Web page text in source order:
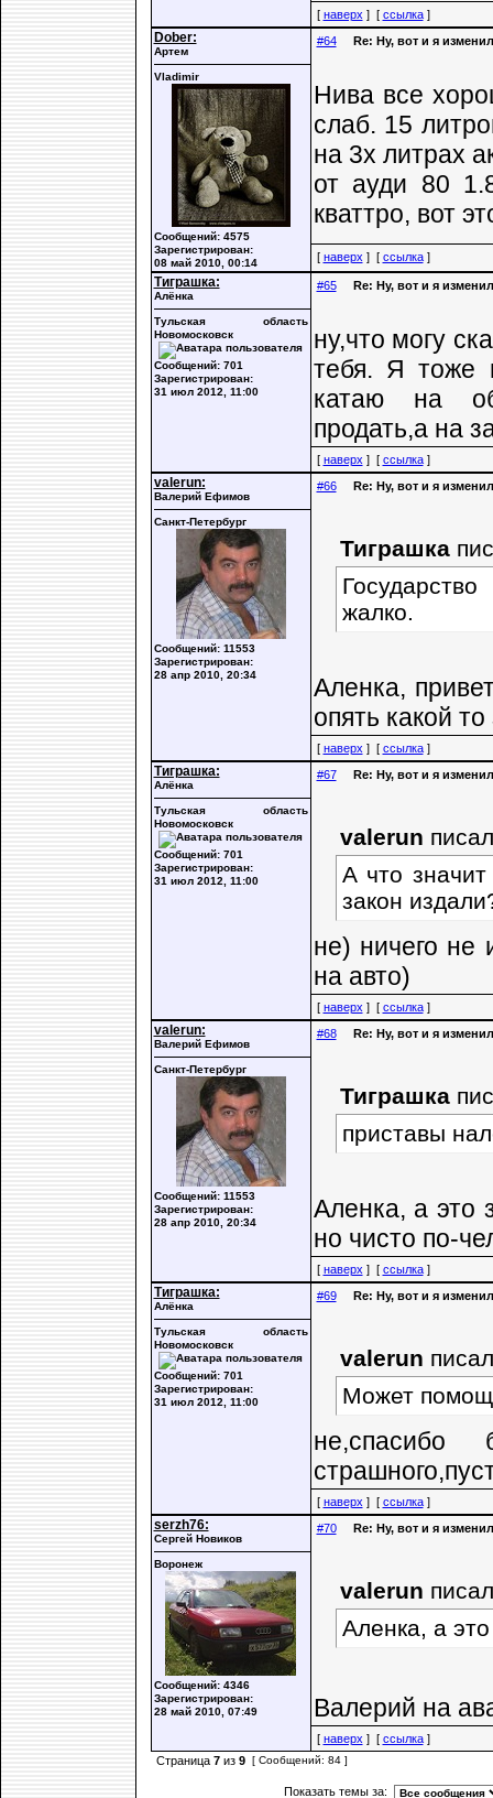
[ наверх ] [ ссылка]
Dober:
Артем
Vladimir
Сообщений: 4575
Зарегистрирован:
08 май 2010, 00:14
#64 Re: Ну, вот и я
Нива все
слаб. 15
на 3х литрах
от ауди 80
кваттро, вот
[ наверх ] [ ссылка]
Тиграшка:
Алёнка
Тульская область
Новомосковск
Сообщений: 701
Зарегистрирован:
31 июл 2012, 11:00
#65 Re: Ну, вот и я
ну,что могу
тебя. Я тоже
катаю на
продать,а на
[ наверх ] [ ссылка]
valerun:
Валерий Ефимов
Санкт-Петербург
Сообщений: 11553
Зарегистрирован:
28 апр 2010, 20:34
#66 Re: Ну, вот и я
Тиграшка
жалко.
Аленка,
опять какой
[ наверх ] [ ссылка]
Тиграшка:
Алёнка
Тульская область
Новомосковск
Сообщений: 701
Зарегистрирован:
31 июл 2012, 11:00
#67 Re: Ну, вот и я
valerun
А что
закон
не) ничего не
на авто)
[ наверх ] [ ссылка]
valerun:
Валерий Ефимов
Санкт-Петербург
Сообщений: 11553
Зарегистрирован:
28 апр 2010, 20:34
#68 Re: Ну, вот и я
Тиграшка
приставы
Аленка, а это
но чисто по-
[ наверх ] [ ссылка]
Тиграшка:
Алёнка
Тульская область
Новомосковск
Сообщений: 701
Зарегистрирован:
31 июл 2012, 11:00
#69 Re: Ну, вот и я
valerun
Может
не,спасибо
[ наверх ] [ ссылка]
serzh76:
Сергей Новиков
Воронеж
Сообщений: 4346
Зарегистрирован:
28 май 2010, 07:49
#70 Re: Ну, вот и я
valerun
Аленка, а
Валерий на
[ наверх ] [ ссылка]
Страница 7из 9 [ Сообщений: 84 ]
Показать темы за: